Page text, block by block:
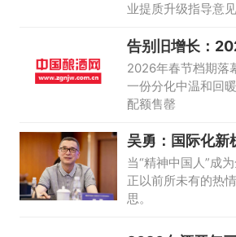
业提质升级指导意
告别旧增长：
商转型进
2026年春节档期落
一份分化中温和回
配额售罄
吴勇：国际化新
国人”为文
当“精神中国人”成
正以前所未有的热
思。